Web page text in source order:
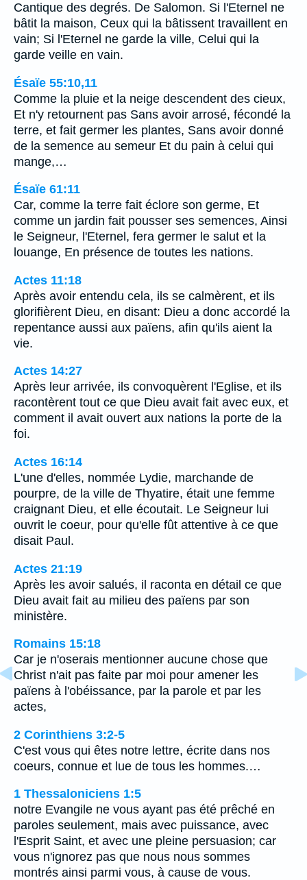
Cantique des degrés. De Salomon. Si l'Eternel ne
bâtit la maison, Ceux qui la bâtissent travaillent en
vain; Si l'Eternel ne garde la ville, Celui qui la
garde veille en vain.
Ésaïe 55:10,11
Comme la pluie et la neige descendent des cieux,
Et n'y retournent pas Sans avoir arrosé, fécondé la
terre, et fait germer les plantes, Sans avoir donné
de la semence au semeur Et du pain à celui qui
mange,…
Ésaïe 61:11
Car, comme la terre fait éclore son germe, Et
comme un jardin fait pousser ses semences, Ainsi
le Seigneur, l'Eternel, fera germer le salut et la
louange, En présence de toutes les nations.
Actes 11:18
Après avoir entendu cela, ils se calmèrent, et ils
glorifièrent Dieu, en disant: Dieu a donc accordé la
repentance aussi aux païens, afin qu'ils aient la
vie.
Actes 14:27
Après leur arrivée, ils convoquèrent l'Eglise, et ils
racontèrent tout ce que Dieu avait fait avec eux, et
comment il avait ouvert aux nations la porte de la
foi.
Actes 16:14
L'une d'elles, nommée Lydie, marchande de
pourpre, de la ville de Thyatire, était une femme
craignant Dieu, et elle écoutait. Le Seigneur lui
ouvrit le coeur, pour qu'elle fût attentive à ce que
disait Paul.
Actes 21:19
Après les avoir salués, il raconta en détail ce que
Dieu avait fait au milieu des païens par son
ministère.
Romains 15:18
Car je n'oserais mentionner aucune chose que
Christ n'ait pas faite par moi pour amener les
païens à l'obéissance, par la parole et par les
actes,
2 Corinthiens 3:2-5
C'est vous qui êtes notre lettre, écrite dans nos
coeurs, connue et lue de tous les hommes.…
1 Thessaloniciens 1:5
notre Evangile ne vous ayant pas été prêché en
paroles seulement, mais avec puissance, avec
l'Esprit Saint, et avec une pleine persuasion; car
vous n'ignorez pas que nous nous sommes
montrés ainsi parmi vous, à cause de vous.